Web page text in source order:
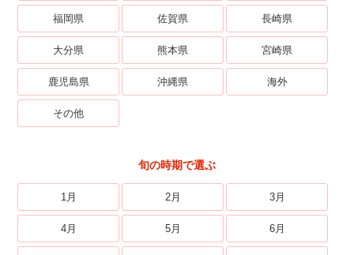
福岡県 佐賀県 長崎県
大分県 熊本県 宮崎県
鹿児島県 沖縄県 海外
その他
旬の時期で選ぶ
1月 2月 3月
4月 5月 6月